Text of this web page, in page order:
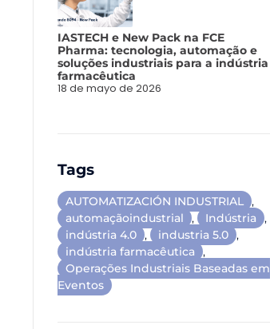
IASTECH e New Pack na FCE
Pharma: tecnologia, automação e
soluções industriais para a indústria
farmacêutica
18 de mayo de 2026
Tags
AUTOMATIZACIÓN INDUSTRIAL ,
automaçãoindustrial
, Indústria
,
indústria 4.0 , industria 5.0 ,
indústria farmacêutica
,
Operações Industriais Baseadas em
Eventos